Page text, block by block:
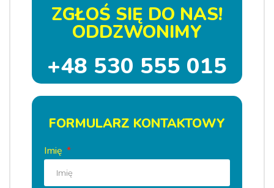
ZGŁOŚ SIĘ DO NAS!
ODDZWONIMY
+48 530 555 015
FORMULARZ KONTAKTOWY
Imię